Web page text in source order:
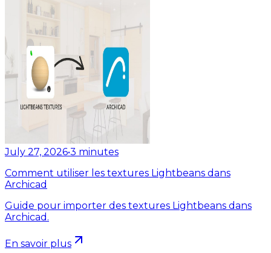
July 27, 2026•3 minutes
Comment utiliser les textures Lightbeans dans
Archicad
Guide pour importer des textures Lightbeans dans
Archicad.
En savoir plus